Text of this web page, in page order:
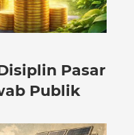
Pasar
Publik